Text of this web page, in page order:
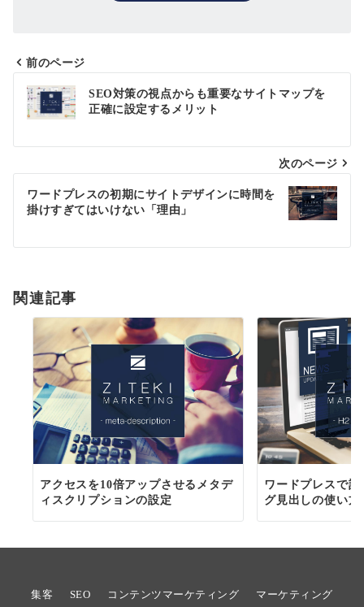
投
稿
ゲ
シ
ン
前のページ
SEO対策の視点からも重要なサイトマップを
正確に設定するメリット
次のページ
ワードプレスの初期にサイトデザインに時間を
掛けすぎてはいけない「理由」
関連記事
アクセスを10倍アップさせるメタデ
ィスクリプションの設定
ワードプレスで
グ見出しの使い
集客 SEO コンテンツマーケティング マーケティング